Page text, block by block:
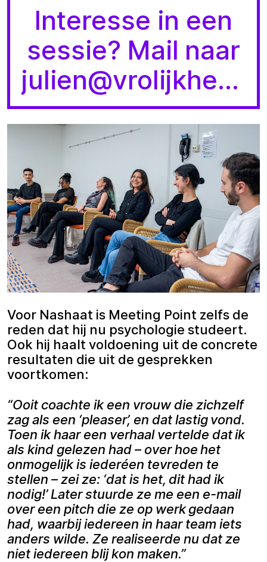
Interesse in een
sessie? Mail naar
julien@vrolijkheid.nl
Voor Nashaat is Meeting Point zelfs de
reden dat hij nu psychologie studeert.
Ook hij haalt voldoening uit de concrete
resultaten die uit de gesprekken
voortkomen:
“Ooit coachte ik een vrouw die zichzelf
zag als een ‘pleaser’, en dat lastig vond.
Toen ik haar een verhaal vertelde dat ik
als kind gelezen had – over hoe het
onmogelijk is iederéen tevreden te
stellen – zei ze: ‘dat is het, dit had ik
nodig!’ Later stuurde ze me een e-mail
over een pitch die ze op werk gedaan
had, waarbij iedereen in haar team iets
anders wilde. Ze realiseerde nu dat ze
niet iedereen blij kon maken.”